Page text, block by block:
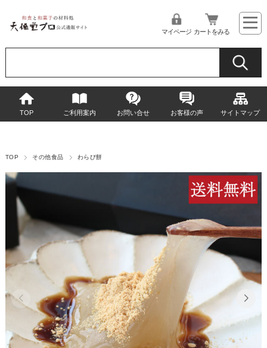
マイページ カートをみる
TOP ご利用案内 お問い合せ お客様の声 サイトマップ
TOP その他食品 わらび餅